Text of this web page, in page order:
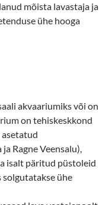
mõista lavastaja ja
ühe hooga
akvaariumiks või on
on tehiskeskkond
Ragne Veensalu),
isalt päritud püstoleid
solgutatakse ühe